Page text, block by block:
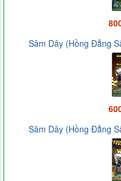
Sâm Dây (Hồng Đẳng
Sâm Dây (Hồng Đẳng